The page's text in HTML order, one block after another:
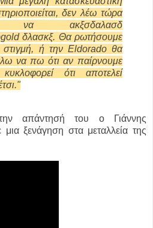
δεν λέω τώρα
ακξσδαλασδ
δλασκξ. Θα ρωτήσουμε
στιγμή, ή την Eldorado θα
να πω ότι αν παίρνουμε
ότι αποτελεί
απάντησή του ο Γιάννης
μια ξενάγηση στα μεταλλεία της